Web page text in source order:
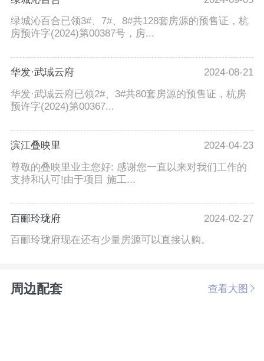
绿城沁百合已领3#、7#、8#共128套房源的预售证，杭
房预许字(2024)第00387号，房...
华发·武珹云府
2024-08-21
华发·武珹云府已领2#、3#共80套房源的预售证，杭房
预许字(2024)第00367...
滨江叠映里
2024-04-23
尊敬的叠映里业主您好: 感谢您一直以来对我们工作的
支持和认可!由于项目 施工...
百郦玲珑府
2024-02-27
百郦玲珑府现在还有少量房源可以直接认购。
周边配套 查看大图